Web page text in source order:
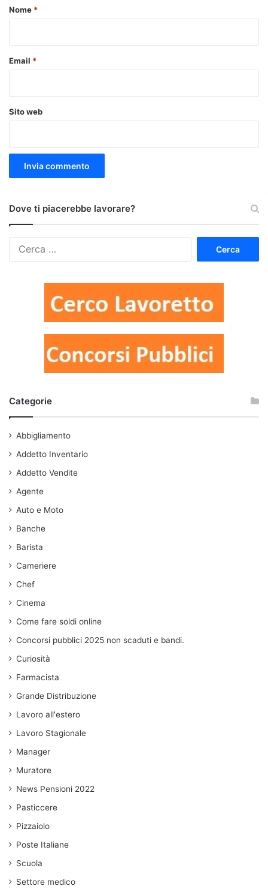
o
Nome *
Email *
Sito web
Dove ti piacerebbe lavorare?
Categorie
Abbigliamento
Addetto Inventario
Addetto Vendite
Agente
Auto e Moto
Banche
Barista
Cameriere
Chef
Cinema
Come fare soldi online
Concorsi pubblici 2025 non scaduti e bandi.
Curiosità
Farmacista
Grande Distribuzione
Lavoro all'estero
Lavoro Stagionale
Manager
Muratore
News Pensioni 2022
Pasticcere
Pizzaiolo
Poste Italiane
Scuola
Settore medico